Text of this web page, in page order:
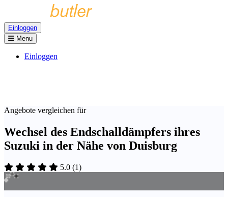
Einloggen
Menu
Einloggen
Angebote vergleichen für
Wechsel des Endschalldämpfers ihres
Suzuki in der Nähe von Duisburg
5.0 (1)